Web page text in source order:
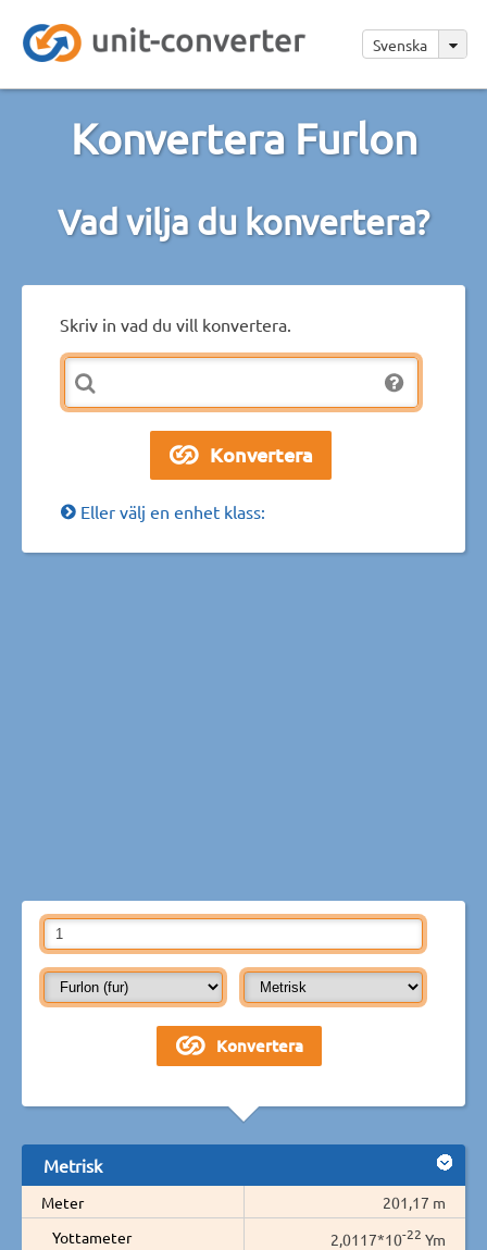
Svenska
Konvertera Furlon
Vad vilja du konvertera?
Skriv in vad du vill konvertera.
Eller välj en enhet klass:
Metrisk
Meter
201,17 m
Yottameter
2,0117*10-22 Ym